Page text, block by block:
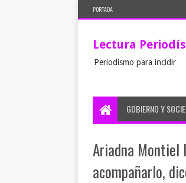
PORTADA
Lectura
Periodismo para incidir
GOBIERNO Y
Ariadna Montiel
acompañarlo,